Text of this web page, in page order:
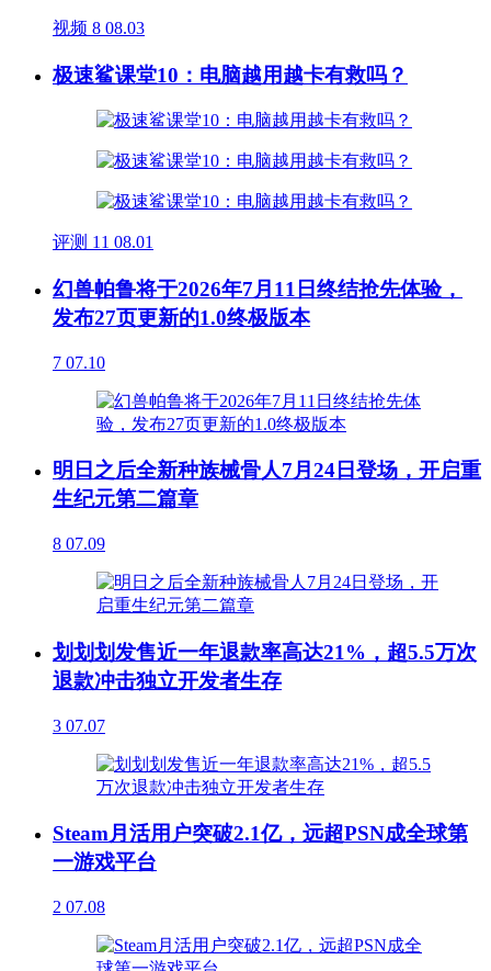
视频 8 08.03
极速鲨课堂10：电脑越用越卡有救吗？
评测 11 08.01
幻兽帕鲁将于2026年7月11日终结抢先体验，
发布27页更新的1.0终极版本
7 07.10
明日之后全新种族械骨人7月24日登场，开启重
生纪元第二篇章
8 07.09
划划划发售近一年退款率高达21%，超5.5万次
退款冲击独立开发者生存
3 07.07
Steam月活用户突破2.1亿，远超PSN成全球第
一游戏平台
2 07.08